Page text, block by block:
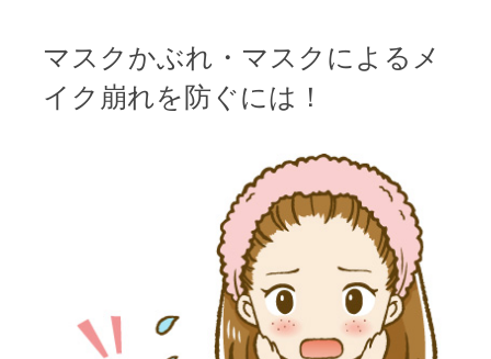
マスクかぶれ・マスクによるメ
イク崩れを防ぐには！